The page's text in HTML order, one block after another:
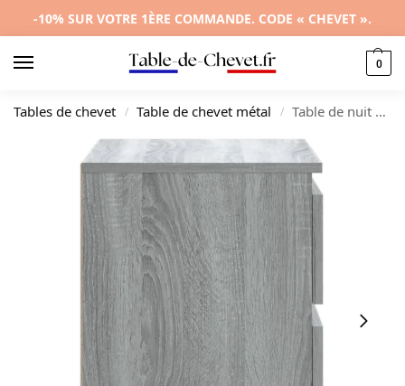
-10% SUR VOTRE 1ÈRE COMMANDE. CODE « CHEVET ».
0
Tables de chevet / Table de chevet métal / Table de nuit métal gris moderne contemporain tiroir coulissant, 40x35x50cm